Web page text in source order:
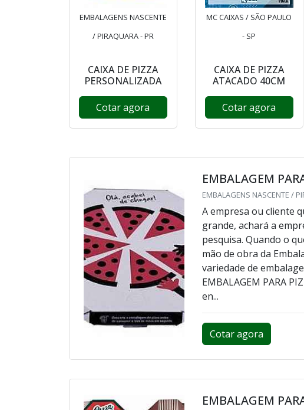
EMBALAGENS NASCENTE
/ PIRAQUARA - PR
CAIXA DE PIZZA
PERSONALIZADA
Cotar agora
MC CAIXAS / SÃO PAULO
- SP
CAIXA DE PIZZA
ATACADO 40CM
Cotar agora
EMBALAGEM
EMBALAGENS NASCENTE /
A empresa ou cliente
grande, achará a
pesquisa. Quando o
mão de obra da
variedade de
EMBALAGEM PARA
en...
Cotar agora
EMBALAGEM